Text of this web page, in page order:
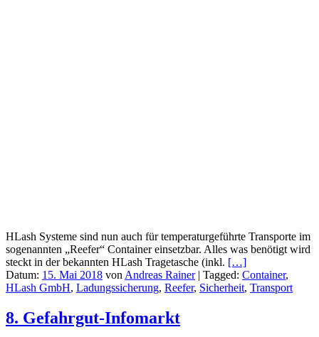
HLash Systeme sind nun auch für temperaturgeführte Transporte im
sogenannten „Reefer“ Container einsetzbar. Alles was benötigt wird
steckt in der bekannten HLash Tragetasche (inkl. […]
Datum: 15. Mai 2018 von Andreas Rainer| Tagged: Container,
HLash GmbH, Ladungssicherung, Reefer, Sicherheit, Transport
8. Gefahrgut-Infomarkt